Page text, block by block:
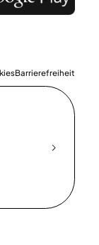
Barrierefreiheit